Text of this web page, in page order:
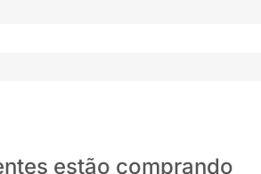
estão comprando